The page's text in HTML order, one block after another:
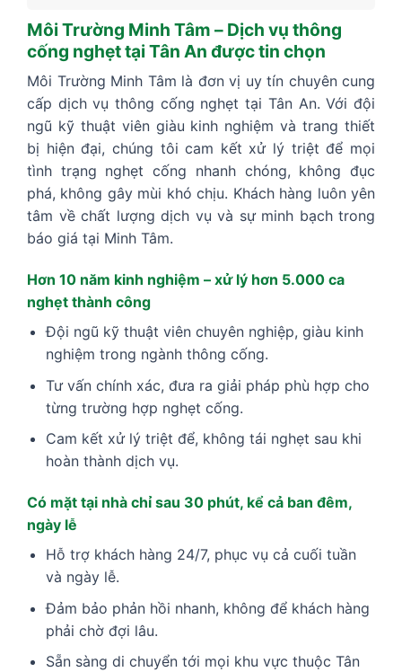
Môi Trường Minh Tâm – Dịch vụ thông
cống nghẹt tại Tân An được tin chọn
Môi Trường Minh Tâm là đơn vị uy tín chuyên cung
cấp dịch vụ thông cống nghẹt tại Tân An. Với đội
ngũ kỹ thuật viên giàu kinh nghiệm và trang thiết
bị hiện đại, chúng tôi cam kết xử lý triệt để mọi
tình trạng nghẹt cống nhanh chóng, không đục
phá, không gây mùi khó chịu. Khách hàng luôn yên
tâm về chất lượng dịch vụ và sự minh bạch trong
báo giá tại Minh Tâm.
Hơn 10 năm kinh nghiệm – xử lý hơn 5.000 ca
nghẹt thành công
Đội ngũ kỹ thuật viên chuyên nghiệp, giàu kinh
nghiệm trong ngành thông cống.
Tư vấn chính xác, đưa ra giải pháp phù hợp cho
từng trường hợp nghẹt cống.
Cam kết xử lý triệt để, không tái nghẹt sau khi
hoàn thành dịch vụ.
Có mặt tại nhà chỉ sau 30 phút, kể cả ban đêm,
ngày lễ
Hỗ trợ khách hàng 24/7, phục vụ cả cuối tuần
và ngày lễ.
Đảm bảo phản hồi nhanh, không để khách hàng
phải chờ đợi lâu.
Sẵn sàng di chuyển tới mọi khu vực thuộc Tân